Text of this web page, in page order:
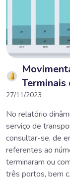
Terminais
27/11/2023
No relatório
serviço de
consultar-se, de
referentes ao
terminaram ou
três portos, bem